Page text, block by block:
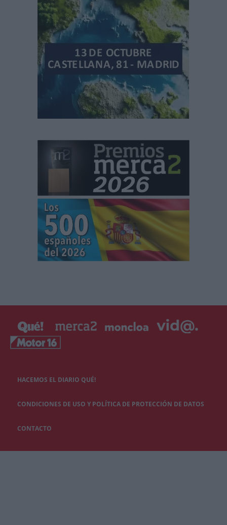
HACEMOS EL DIARIO QUÉ!
CONDICIONES DE USO Y POLÍTICA DE PROTECCIÓN DE DATOS
CONTACTO